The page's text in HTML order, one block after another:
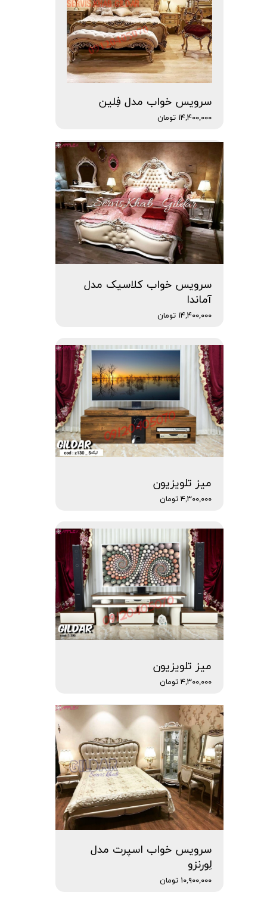
سرویس خواب مدل فِلین
۱۴,۴۰۰,۰۰۰ تومان
سرویس خواب کلاسیک مدل
آماندا
۱۴,۴۰۰,۰۰۰ تومان
میز تلویزیون
۴,۳۰۰,۰۰۰ تومان
میز تلویزیون
۴,۳۰۰,۰۰۰ تومان
سرویس خواب اسپرت مدل
لِورنزو
۱۰,۹۰۰,۰۰۰ تومان